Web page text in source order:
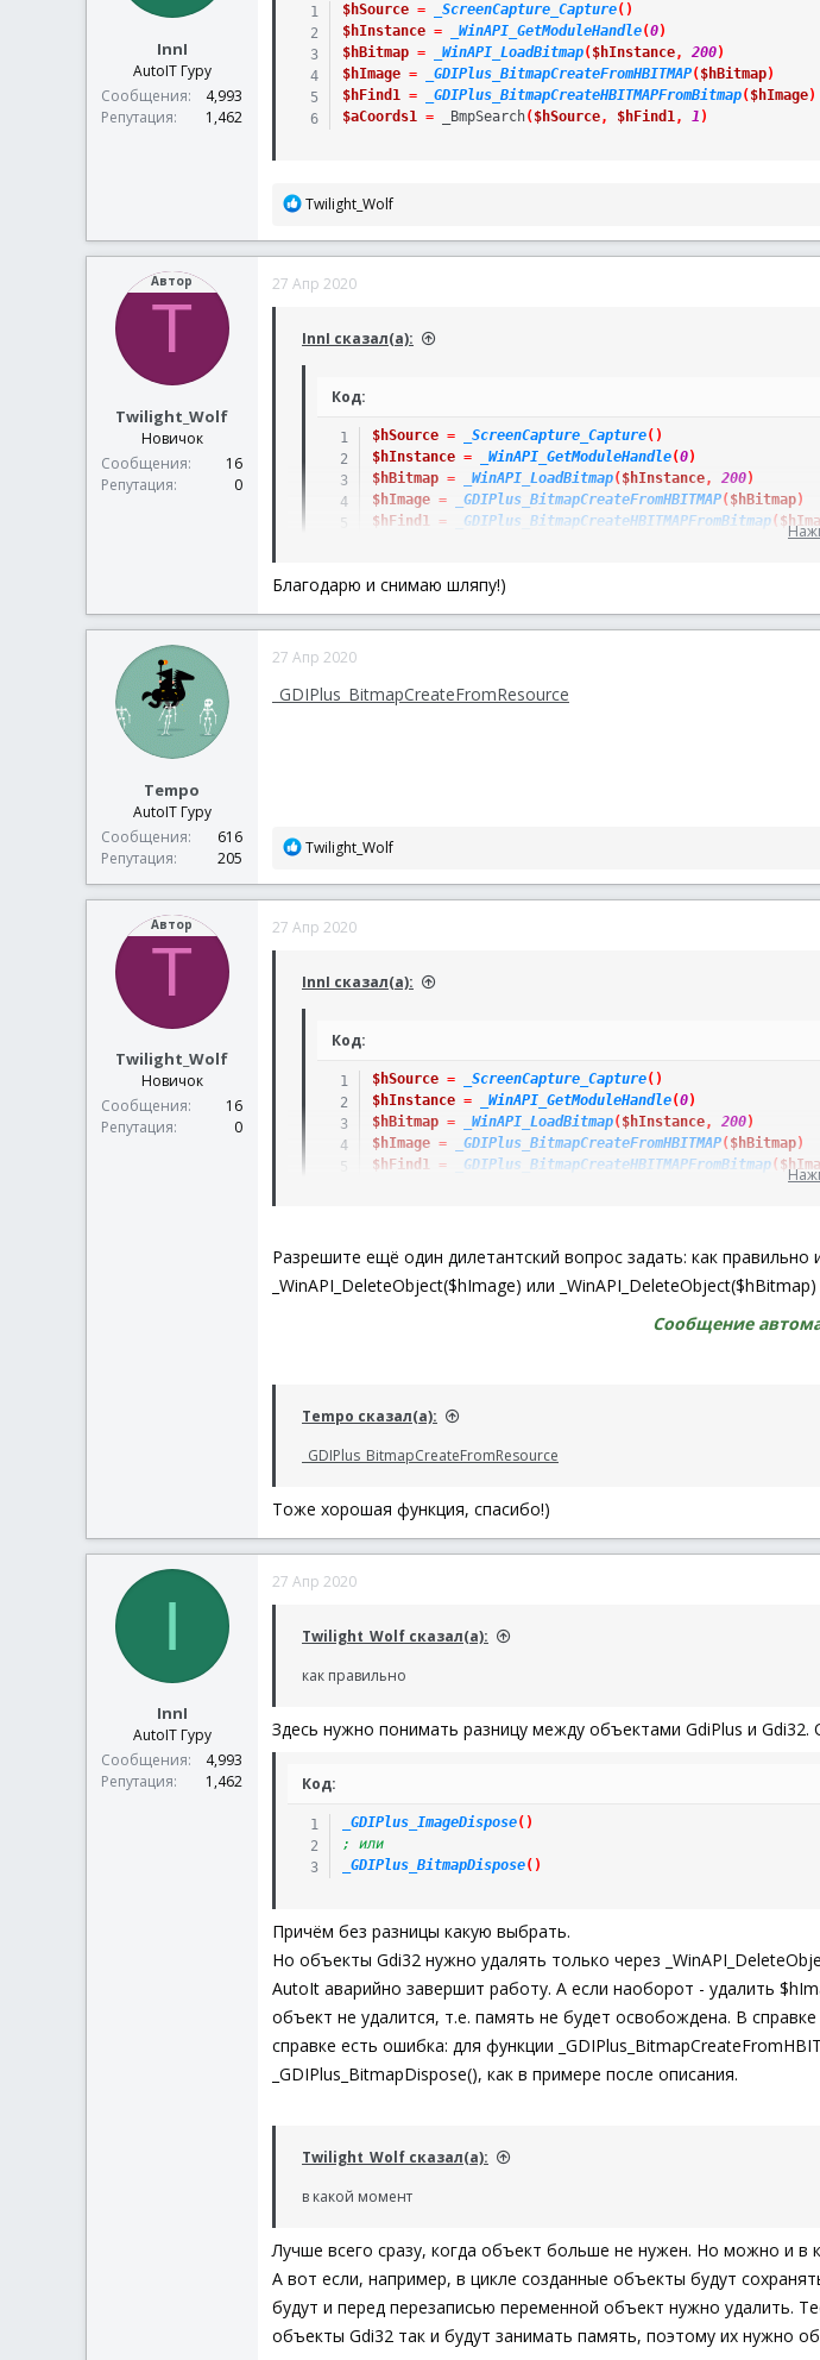
InnI
AutoIT Гуру
Сообщения
4,993
Репутация
1,462
$hSource = _ScreenCapture_Capture( )
$hInstance = _WinAPI_GetModuleHandle(0)
$hBitmap = _WinAPI_LoadBitmap( $hInstance, 200)
$hImage = _GDIPlus_BitmapCreateFromHBITMAP( $hBitmap)
$hFind1 = _GDIPlus_BitmapCreateHBITMAPFromBitmap( $hImage)
$aCoords1 = _BmpSearch( $hSource, $hFind1, 1 )
Р
а
ц
и
:
Twilight_Wolf
Автор
T
Twilight_Wolf
Новичок
Сообщения
16
Репутация
0
27 Апр 2020
InnI сказал(а):
Код:
$hSource = _ScreenCapture_Capture( )
$hInstance = _WinAPI_GetModuleHandle(0)
$hBitmap = _WinAPI_LoadBitmap( $hInstance, 200)
$hImage = _GDIPlus_BitmapCreateFromHBITMAP( $hBitmap)
$hFind1
= _GDIPlus_BitmapCreateHBITMAPFromBitmap(
Благодарю и снимаю шляпу!)
Tempo
AutoIT Гуру
Сообщения
616
Репутация
205
27 Апр 2020
_GDIPlus_BitmapCreateFromResource
Р
а
ц
и
:
Twilight_Wolf
Автор
T
Twilight_Wolf
Новичок
Сообщения
16
Репутация
0
27 Апр 2020
InnI сказал(а):
Код:
$hSource = _ScreenCapture_Capture( )
$hInstance = _WinAPI_GetModuleHandle(0)
$hBitmap = _WinAPI_LoadBitmap($hInstance, 200)
$hImage = _GDIPlus_BitmapCreateFromHBITMAP($hBitmap)
$hFind1
= _GDIPlus_BitmapCreateHBITMAPFromBitmap(
Разрешите ещё один дилетантский вопрос задать: как
_WinAPI_DeleteObject($hImage) или
Сообщение
Tempo сказал(а):
_GDIPlus_BitmapCreateFromResource
Тоже хорошая функция, спасибо!)
I
InnI
AutoIT Гуру
Сообщения
4,993
Репутация
1,462
27 Апр 2020
Twilight_Wolf сказал(а):
как правильно
Здесь нужно понимать разницу между объектами GdiPlus и
Код:
_GDIPlus_ImageDispose( )
; или
_GDIPlus_BitmapDispose( )
Причём без разницы какую выбрать.
Но объекты Gdi32 нужно удалять только через
AutoIt аварийно завершит работу. А если наоборот - удалить
объект не удалится, т.е. память не будет освобождена. В
справке есть ошибка: для функции
_GDIPlus_BitmapDispose(), как в примере после описания.
Twilight_Wolf сказал(а):
в какой момент
Лучше всего сразу, когда объект больше не нужен. Но можно и в
А вот если, например, в цикле созданные объекты будут
будут и перед перезаписью переменной объект нужно удалить.
объекты Gdi32 так и будут занимать память, поэтому их нужно